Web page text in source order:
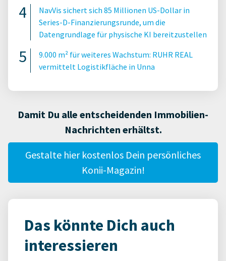
NavVis sichert sich 85 Millionen US-Dollar in
Series-D-Finanzierungsrunde, um die
Datengrundlage für physische KI bereitzustellen
9.000 m² für weiteres Wachstum: RUHR REAL
vermittelt Logistikfläche in Unna
Damit Du alle entscheidenden Immobilien-
Nachrichten erhältst.
Gestalte hier kostenlos Dein persönliches
Konii-Magazin!
Das könnte Dich auch
interessieren